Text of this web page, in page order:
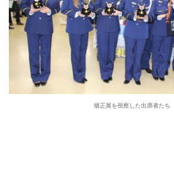
矯正展を視察した出席者たち